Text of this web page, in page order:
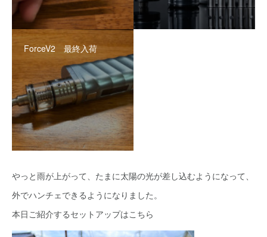
ForceV2 最終入荷
やっと雨が上がって、たまに太陽の光が差し込むようになって、
外でハンチェできるようになりました。
本日ご紹介するセットアップはこちら